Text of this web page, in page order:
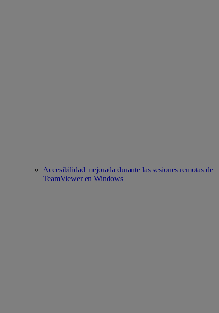
Accesibilidad mejorada durante las sesiones remotas de
TeamViewer en Windows